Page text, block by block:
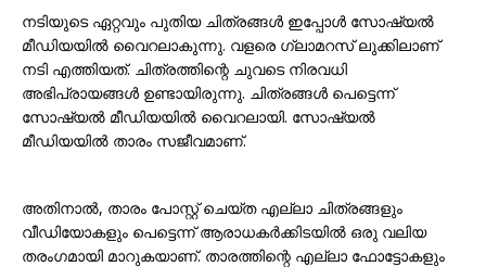
നടിയുടെ ഏറ്റവും പുതിയ ചിത്രങ്ങൾ ഇപ്പോൾ സോഷ്യൽ
മീഡിയയിൽ വൈറലാകുന്നു. വളരെ ഗ്ലാമറസ് ലുക്കിലാണ്
നടി എത്തിയത്. ചിത്രത്തിന്റെ ചുവടെ നിരവധി
അഭിപ്രായങ്ങൾ ഉണ്ടായിരുന്നു. ചിത്രങ്ങൾ പെട്ടെന്ന്
സോഷ്യൽ മീഡിയയിൽ വൈറലായി. സോഷ്യൽ
മീഡിയയിൽ താരം സജീവമാണ്.
അതിനാൽ, താരം പോസ്റ്റ് ചെയ്ത എല്ലാ ചിത്രങ്ങളും
വീഡിയോകളും പെട്ടെന്ന് ആരാധകർക്കിടയിൽ ഒരു വലിയ
തരംഗമായി മാറുകയാണ്. താരത്തിന്റെ എല്ലാ ഫോട്ടോകളും